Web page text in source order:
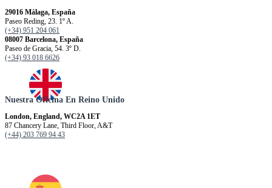
29016 Málaga, España
Paseo Reding, 23. 1º A.
(+34) 951 204 061
08007 Barcelona, España
Paseo de Gracia, 54. 3º D.
(+34) 93 018 6626
Nuestra Oficina En Reino Unido
London, England, WC2A 1ET
87 Chancery Lane, Third Floor, A&T
(+44) 203 769 94 43